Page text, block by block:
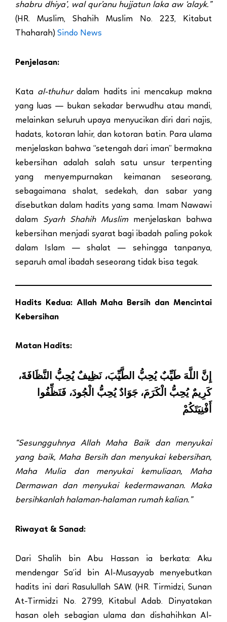
shabru dhiya’, wal qur’anu hujjatun laka aw ‘alayk.”
(HR. Muslim, Shahih Muslim No. 223, Kitabut
Thaharah) Sindo News
Penjelasan:
Kata al-thuhurdalam hadits ini mencakup makna
yang luas — bukan sekadar berwudhu atau mandi,
melainkan seluruh upaya menyucikan diri dari najis,
hadats, kotoran lahir, dan kotoran batin. Para ulama
menjelaskan bahwa “setengah dari iman” bermakna
kebersihan adalah salah satu unsur terpenting
yang menyempurnakan keimanan seseorang,
sebagaimana shalat, sedekah, dan sabar yang
disebutkan dalam hadits yang sama. Imam Nawawi
dalam Syarh Shahih Muslimmenjelaskan bahwa
kebersihan menjadi syarat bagi ibadah paling pokok
dalam Islam — shalat — sehingga tanpanya,
separuh amal ibadah seseorang tidak bisa tegak.
Hadits Kedua: Allah Maha Bersih dan Mencintai
Kebersihan
Matan Hadits:
إِنَّ اللَّهَ طَيِّبٌ يُحِبُّ الطَّيِّبَ، نَظِيفٌ يُحِبُّ النَّظَافَةَ،
كَرِيمٌ يُحِبُّ الْكَرَمَ، جَوَادٌ يُحِبُّ الْجُودَ، فَنَظِّفُوا
أَفْنِيَتَكُمْ
“Sesungguhnya Allah Maha Baik dan menyukai
yang baik, Maha Bersih dan menyukai kebersihan,
Maha Mulia dan menyukai kemuliaan, Maha
Dermawan dan menyukai kedermawanan. Maka
bersihkanlah halaman-halaman rumah kalian.”
Riwayat & Sanad:
Dari Shalih bin Abu Hassan ia berkata: Aku
mendengar Sa’id bin Al-Musayyab menyebutkan
hadits ini dari Rasulullah SAW. (HR. Tirmidzi, Sunan
At-Tirmidzi No. 2799, Kitabul Adab. Dinyatakan
hasan oleh sebagian ulama dan dishahihkan Al-